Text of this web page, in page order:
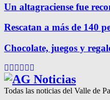
Un altagraciense fue
Rescatan a más de 140
Chocolate, juegos y
Facebook
Twitter
Instagram
Pinterest
Google
Todas las noticias del Valle de